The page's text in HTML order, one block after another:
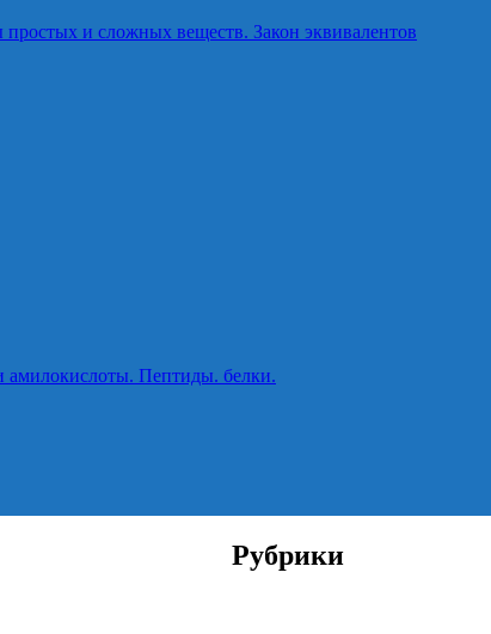
и сложных веществ. Закон эквивалентов
амилокислоты. Пептиды. белки.
Рубрики